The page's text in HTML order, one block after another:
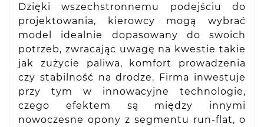
Dzięki wszechstronnemu podejściu do
projektowania, kierowcy mogą wybrać
model idealnie dopasowany do swoich
potrzeb, zwracając uwagę na kwestie takie
jak zużycie paliwa, komfort prowadzenia
czy stabilność na drodze. Firma inwestuje
przy tym w innowacyjne technologie,
czego efektem są między innymi
nowoczesne opony z segmentu run-flat, o